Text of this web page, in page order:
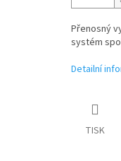
Přenosný
systém
Detailní
TISK